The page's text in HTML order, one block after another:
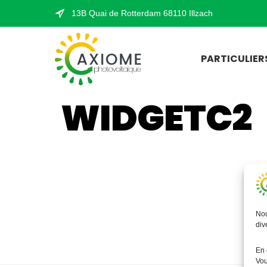
En
13B Quai de Rotterdam 68110 Illzach
WIDGETC2